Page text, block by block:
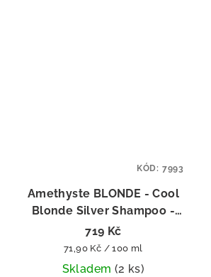
Amethyste BLONDE - Cool
Blonde Silver Shampoo -
šampon pro neutralizaci
žlutých tónů 1000 ml
719 Kč
Měrná
cena:
71,90 Kč / 100 ml
Skladem (2 ks)
KÓD: 7993